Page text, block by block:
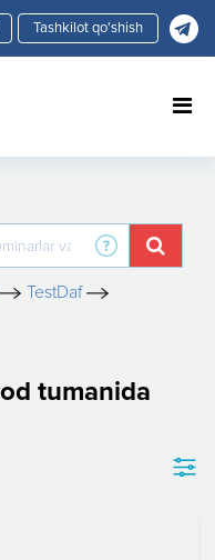
Tashkilot qo'shish
TestDaf
tumanida